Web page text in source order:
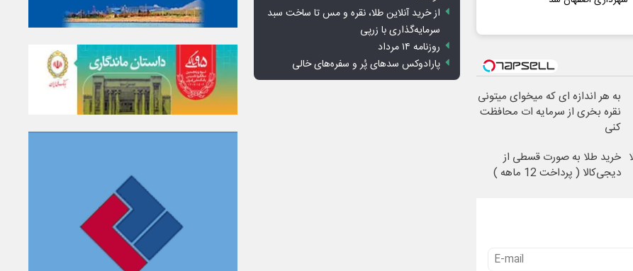
به هر اندازه ای که میخوای میتونی
نقره بخری از سرمایه ات محافظت
کنی
خرید طلا به صورت قسطی از
دیجی‌کالا ( پرداخت 12 ماهه )
از خرید آنلاین طلا، نقره و مس تا ساخت سبد
سرمایه‌گذاری با زرپی
روزنامه ۱۴ مرداد
پارادوکس سدهای پُر و سفره‌های خالی